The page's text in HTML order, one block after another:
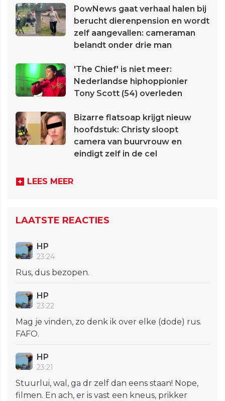
PowNews gaat verhaal halen bij
berucht dierenpension en wordt
zelf aangevallen: cameraman
belandt onder drie man
'The Chief' is niet meer:
Nederlandse hiphoppionier
Tony Scott (54) overleden
Bizarre flatsoap krijgt nieuw
hoofdstuk: Christy sloopt
camera van buurvrouw en
eindigt zelf in de cel
LEES MEER
LAATSTE REACTIES
HP
23:24
Rus, dus bezopen.
HP
23:22
Mag je vinden, zo denk ik over elke (dode) rus.
FAFO.
HP
23:21
Stuurlui, wal, ga dr zelf dan eens staan! Nope,
filmen. En ach, er is vast een kneus, prikker